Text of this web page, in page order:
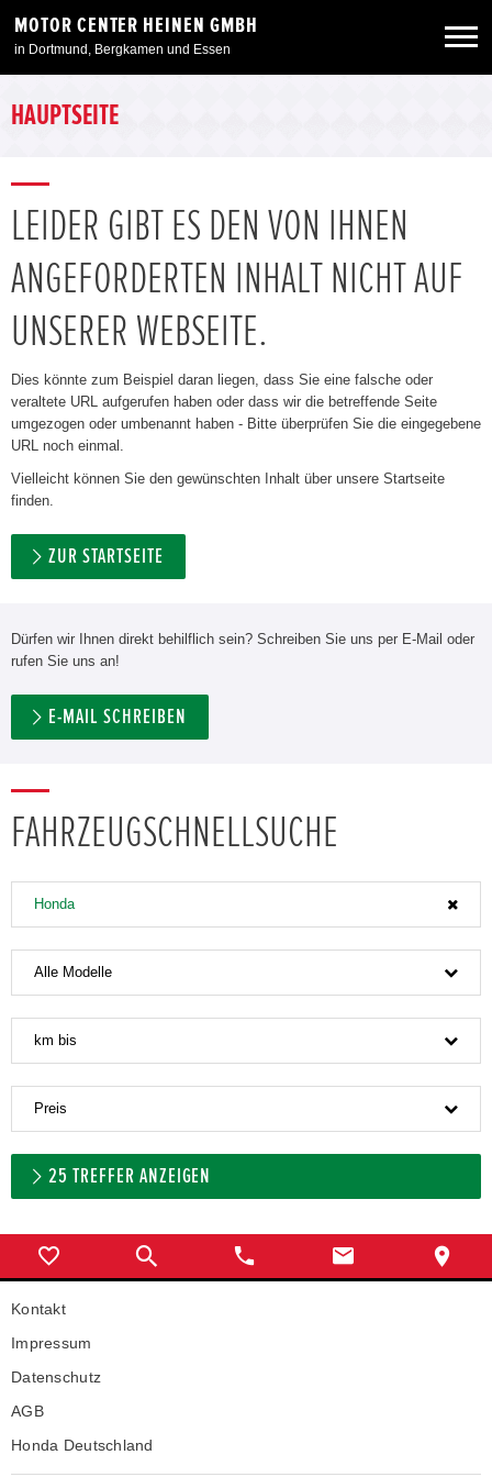
MOTOR CENTER HEINEN GMBH
in Dortmund, Bergkamen und Essen
Neuwagen
Angebote
Unser Autohaus
HAUPTSEITE
LEIDER GIBT ES DEN VON IHNEN
ANGEFORDERTEN INHALT NICHT AUF
UNSERER WEBSEITE.
Dies könnte zum Beispiel daran liegen, dass Sie eine falsche oder
veraltete URL aufgerufen haben oder dass wir die betreffende Seite
umgezogen oder umbenannt haben - Bitte überprüfen Sie die eingegebene
URL noch einmal.
Vielleicht können Sie den gewünschten Inhalt über unsere Startseite
finden.
ZUR STARTSEITE
Dürfen wir Ihnen direkt behilflich sein? Schreiben Sie uns per E-Mail oder
rufen Sie uns an!
E-MAIL SCHREIBEN
FAHRZEUGSCHNELLSUCHE
Honda
Alle Modelle
km bis
Preis
25 TREFFER ANZEIGEN
Kontakt
Impressum
Datenschutz
AGB
Honda Deutschland